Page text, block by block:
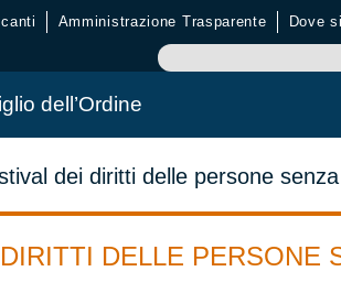
Amministrazione Trasparente Dove
dell’Ordine
dei diritti delle persone
DELLE PERSONE